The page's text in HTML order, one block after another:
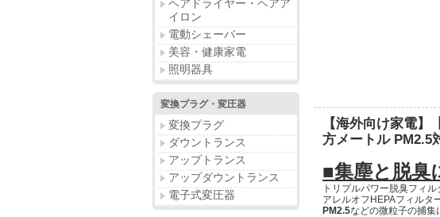
ヘアドライヤー・ヘアア
イロン
電動シェーバー
美容・健康家電
照明器具
変換プラグ・変圧器
変換プラグ
ダウントランス
アップトランス
アップダウントランス
電子式変圧器
【海外向け家電
方メートル PM2.5
■集塵と脱臭
トリプルパワー脱臭フィ
アレルオフHEPAフィルタ
PM2.5などの微粒子の捕集